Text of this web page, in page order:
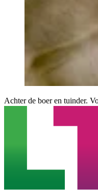
Achter de boer en tuinder.